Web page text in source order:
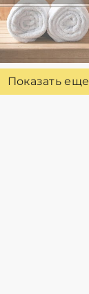
Показать еще